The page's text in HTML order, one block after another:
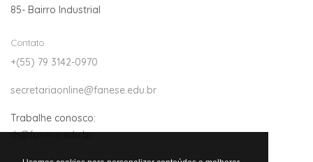
85- Bairro Industrial
Contato
+(55) 79 3142-0970
secretariaonline@fanese.edu.br
Trabalhe conosco:
rh@fanese.edu.br